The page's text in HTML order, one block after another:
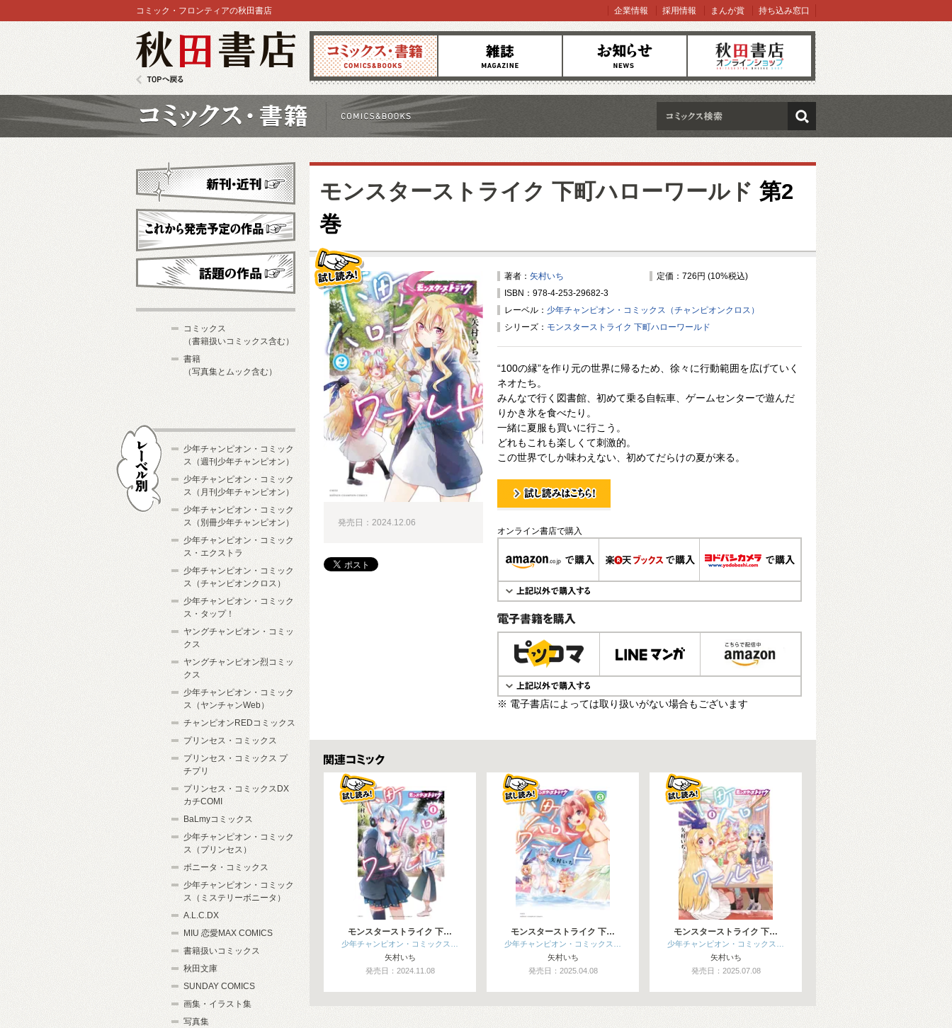
コミックス 雑誌 お知らせ オンラインショップ
コミック・フロンティアの秋田書店 企業情報 採用情報 まんが賞 持ち込み窓口
検索
モンスターストライク 下町ハローワールド 第2
巻
著者： 矢村いち
定価：726円 (10%税込)
ISBN：978-4-253-29682-3
レーベル： 少年チャンピオン・コミックス（チャンピオンクロス）
シリーズ： モンスターストライク 下町ハローワールド
“100の縁”を作り元の世界に帰るため、徐々に行動範囲を広げていく
ネオたち。
みんなで行く図書館、初めて乗る自転車、ゲームセンターで遊んだ
りかき氷を食べたり。
一緒に夏服も買いに行こう。
どれもこれも楽しくて刺激的。
この世界でしか味わえない、初めてだらけの夏が来る。
試し読み！
オンライン書店で購入
電子書籍で購入
※ 電子書店によっては取り扱いがない場合もございます
発売日：2024.12.06
関連コミックス
モンスターストライク 下…
少年チャンピオン・コミックス…
矢村いち
発売日：2024.11.08
モンスターストライク 下…
少年チャンピオン・コミックス…
矢村いち
発売日：2025.04.08
モンスターストライク 下…
少年チャンピオン・コミックス…
矢村いち
発売日：2025.07.08
新刊・近刊
これから発売予定
コミックス
（書籍扱いコミックス含む）
書籍
（写真集とムック含む）
少年チャンピオン・コミック
ス（週刊少年チャンピオン）
少年チャンピオン・コミック
ス（月刊少年チャンピオン）
少年チャンピオン・コミック
ス（別冊少年チャンピオン）
少年チャンピオン・コミック
ス・エクストラ
少年チャンピオン・コミック
ス（チャンピオンクロス）
少年チャンピオン・コミック
ス・タップ！
ヤングチャンピオン・コミッ
クス
ヤングチャンピオン烈コミッ
クス
少年チャンピオン・コミック
ス（ヤンチャンWeb）
チャンピオンREDコミックス
プリンセス・コミックス
プリンセス・コミックス プ
チプリ
プリンセス・コミックスDX
カチCOMI
BaLmyコミックス
少年チャンピオン・コミック
ス（プリンセス）
ボニータ・コミックス
少年チャンピオン・コミック
ス（ミステリーボニータ）
A.L.C.DX
MIU 恋愛MAX COMICS
書籍扱いコミックス
秋田文庫
SUNDAY COMICS
画集・イラスト集
写真集